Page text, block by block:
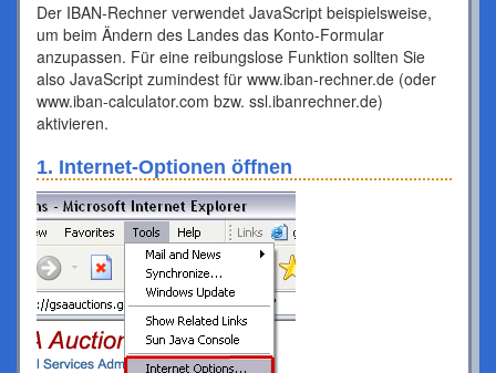
Der IBAN-Rechner verwendet JavaScript beispielsweise,
um beim Ändern des Landes das Konto-Formular
anzupassen. Für eine reibungslose Funktion sollten Sie
also JavaScript zumindest für www.iban-rechner.de (oder
www.iban-calculator.com bzw. ssl.ibanrechner.de)
aktivieren.
1. Internet-Optionen öffnen